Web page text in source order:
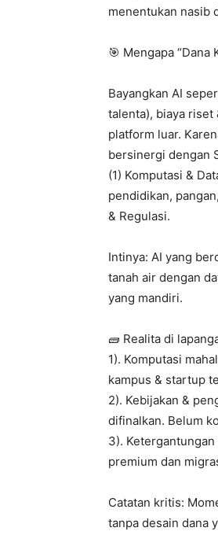
menentukan nasib
🎯 Mengapa “Dana
Bayangkan AI
talenta), biaya riset
platform luar.
bersinergi dengan
(1) Komputasi &
pendidikan,
& Regulasi.
Intinya: AI yang
tanah air dengan
yang mandiri.
🧱 Realita di
1). Komputasi
kampus & startup
2). Kebijakan &
difinalkan. Belum
3).
premium dan
Catatan kritis:
tanpa desain dana